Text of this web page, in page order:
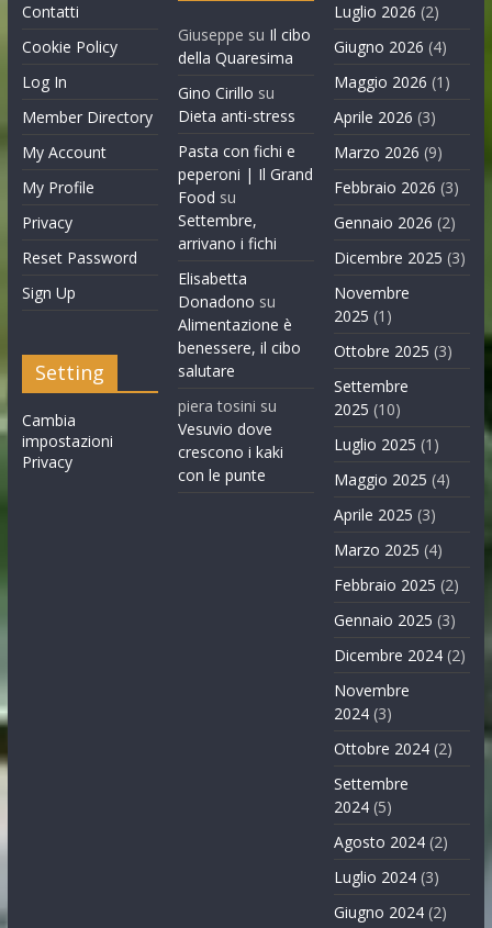
Contatti
Cookie Policy
Log In
Member Directory
My Account
My Profile
Privacy
Reset Password
Sign Up
Setting
Cambia
impostazioni
Privacy
Giuseppe su Il cibo
della Quaresima
Gino Cirillo su
Dieta anti-stress
Pasta con fichi e
peperoni | Il Grand
Food su
Settembre,
arrivano i fichi
Elisabetta
Donadono su
Alimentazione è
benessere, il cibo
salutare
piera tosini su
Vesuvio dove
crescono i kaki
con le punte
Luglio 2026 (2)
Giugno 2026 (4)
Maggio 2026 (1)
Aprile 2026 (3)
Marzo 2026 (9)
Febbraio 2026 (3)
Gennaio 2026 (2)
Dicembre 2025 (3)
Novembre
2025 (1)
Ottobre 2025 (3)
Settembre
2025 (10)
Luglio 2025 (1)
Maggio 2025 (4)
Aprile 2025 (3)
Marzo 2025 (4)
Febbraio 2025 (2)
Gennaio 2025 (3)
Dicembre 2024 (2)
Novembre
2024 (3)
Ottobre 2024 (2)
Settembre
2024 (5)
Agosto 2024 (2)
Luglio 2024 (3)
Giugno 2024 (2)